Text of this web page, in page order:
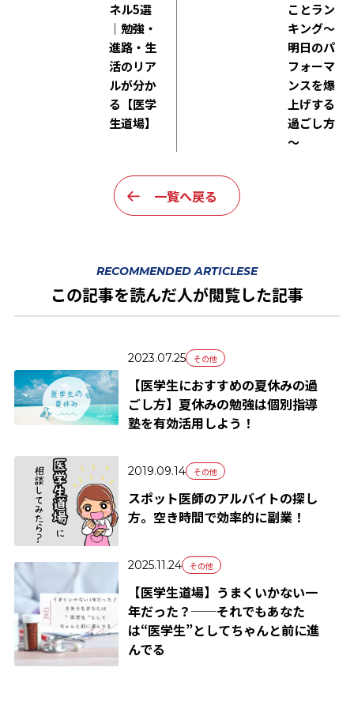
ネル5選
｜勉強・
進路・生
活のリア
ルが分か
る【医学
生道場】
ことラン
キング～
明日のパ
フォーマ
ンスを爆
上げする
過ごし方
～
一覧へ戻る
RECOMMENDED ARTICLESE
この記事を読んだ人が閲覧した記事
2023.07.25 その他
【医学生におすすめの夏休みの過
ごし方】夏休みの勉強は個別指導
塾を有効活用しよう！
2019.09.14 その他
スポット医師のアルバイトの探し
方。空き時間で効率的に副業！
2025.11.24 その他
【医学生道場】うまくいかない一
年だった？──それでもあなた
は“医学生”としてちゃんと前に進
んでる